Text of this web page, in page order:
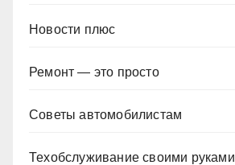
Новости плюс
Ремонт — это просто
Советы автомобилистам
Техобслуживание своими руками